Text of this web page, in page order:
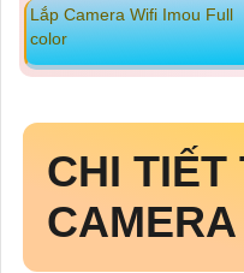
Lắp Camera Wifi Imou Full
color
CHI TIẾT